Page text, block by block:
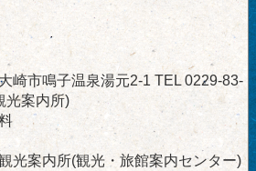
崎市鳴子温泉湯元2-1 TEL 0229-83-
光案内所)
光案内所(観光・旅館案内センター)